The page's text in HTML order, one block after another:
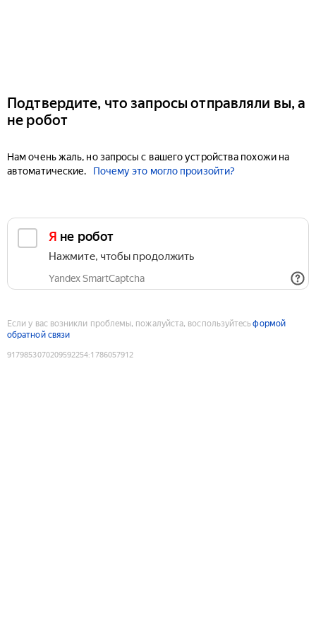
Подтвердите, что запросы отправляли вы, а
не робот
Нам очень жаль, но запросы с вашего устройства похожи на
автоматические.
Почему это могло произойти?
Я не робот
Нажмите, чтобы продолжить
Yandex SmartCaptcha
Если у вас возникли проблемы, пожалуйста, воспользуйтесьформой
обратной связи
9179853070209592254:1786057912